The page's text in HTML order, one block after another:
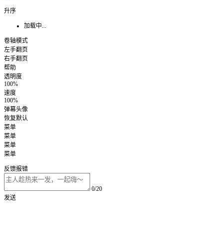
升序
加载中...
卷轴模式
左手翻页
右手翻页
帮助
透明度
100%
速度
100%
弹幕头像
恢复默认
菜单
菜单
菜单
菜单
反馈报错
0/20
发送